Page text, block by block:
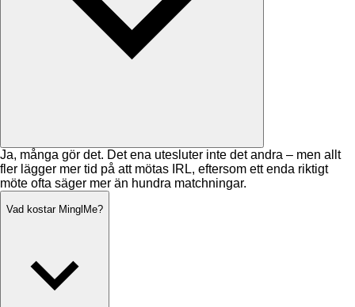
Ja, många gör det. Det ena utesluter inte det andra – men allt
fler lägger mer tid på att mötas IRL, eftersom ett enda riktigt
möte ofta säger mer än hundra matchningar.
Vad kostar MinglMe?